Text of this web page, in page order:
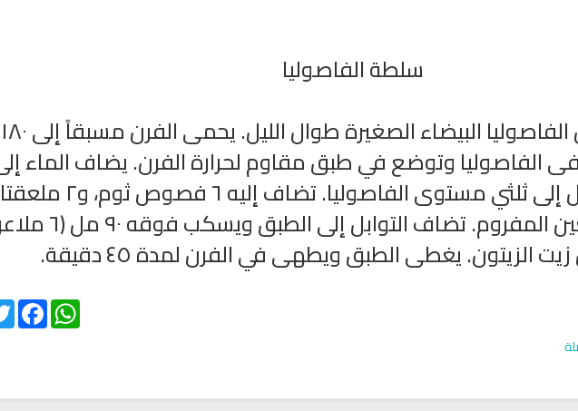
سلطة الفاصوليا
ينقع ٣٥٠ غ من الفاصوليا البيضاء الصغيرة طوال الليل. يحمى الفرن مسبقاً إلى ١٨٠
الفاصوليا وتوضع في طبق مقاوم لحرارة الفرن. يضاف الماء
الطبق حتى يصل إلى ثلثي مستوى الفاصوليا. تضاف إليه ٦ فصوص ثوم، و٢ ملعقتا
طعام من القصعين المفروم. تضاف التوابل إلى
الزيتون. يغطى الطبق ويطهى في الفرن لمدة ٤٥ دقيقة.
WhatsApp